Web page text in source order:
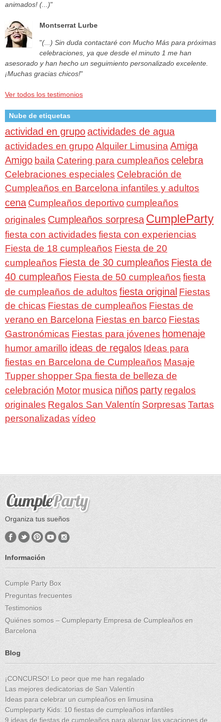
animados! (...)"
Montserrat Lurbe
"(...) Sin duda contactaré con Mucho Más para próximas
celebraciones, ya que desde el minuto 1 me han
asesorado y han hecho un seguimiento personalizado excelente.
¡Muchas gracias chicos!"
Ver todos los testimonios
Nube de etiquetas
actividad en grupoactividades de agua
actividades en grupo Alquiler Limusina Amiga
Amigo baila Catering para cumpleaños celebra
Celebraciones especiales Celebración de
Cumpleaños en Barcelona infantiles y adultos
cena Cumpleaños deportivo cumpleaños
originales Cumpleaños sorpresa CumpleParty
fiesta con actividades fiesta con experiencias
Fiesta de 18 cumpleaños Fiesta de 20
cumpleaños Fiesta de 30 cumpleaños Fiesta de
40 cumpleaños Fiesta de 50 cumpleaños fiesta
de cumpleaños de adultos fiesta original Fiestas
de chicas Fiestas de cumpleaños Fiestas de
verano en Barcelona Fiestas en barco Fiestas
Gastronómicas Fiestas para jóvenes homenaje
humor amarillo ideas de regalos Ideas para
fiestas en Barcelona de Cumpleaños Masaje
Tupper shopper Spa fiesta de belleza de
celebración Motor musica niños party regalos
originales Regalos San Valentín Sorpresas Tartas
personalizadas vídeo
Organiza tus sueños
Información
Cumple Party Box
Preguntas frecuentes
Testimonios
Quiénes somos – Cumpleparty Empresa de Cumpleaños en
Barcelona
Blog
¡CONCURSO! Lo peor que me han regalado
Las mejores dedicatorias de San Valentín
Ideas para celebrar un cumpleaños en limusina
Cumpleparty Kids: 10 fiestas de cumpleaños infantiles
9 ideas de fiestas de cumpleaños para alargar las vacaciones de